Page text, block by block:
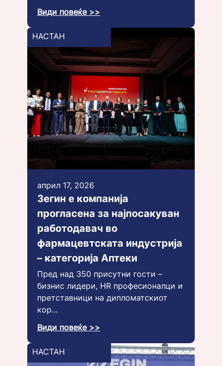
Види повеќе >>
НАСТАН
април 17, 2026
Зегин е компанија
прогласена за најпосакуван
работодавач во
фармацевтската индустрија
– категорија Аптеки
Пред над 350 присутни гости –
бизнис лидери, HR професионалци и
претставници на дипломатскиот
кор…
Види повеќе >>
НАСТАН